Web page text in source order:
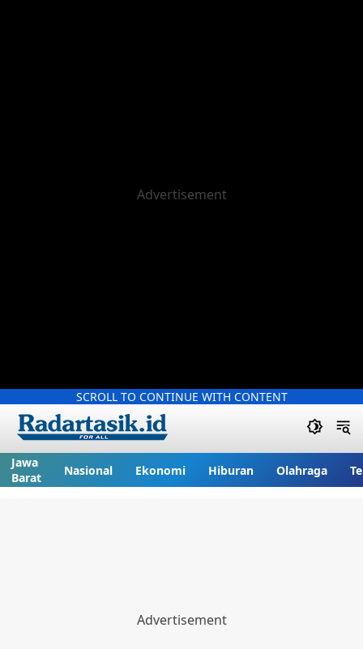
SCROLL TO CONTINUE WITH CONTENT
Jawa
Barat
Nasional Ekonomi Hiburan Olahraga